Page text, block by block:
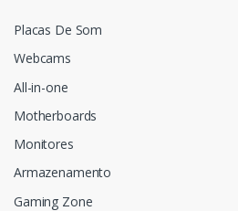
Placas De Som
Webcams
All-in-one
Motherboards
Monitores
Armazenamento
Gaming Zone